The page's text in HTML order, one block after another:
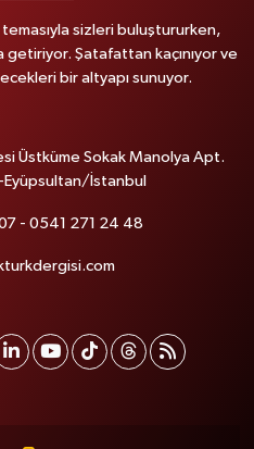
sizleri buluştururken,
Şatafattan kaçınıyor ve
bir altyapı sunuyor.
Üstküme Sokak Manolya Apt.
Eyüpsultan/İstanbul
- 0541 271 24 48